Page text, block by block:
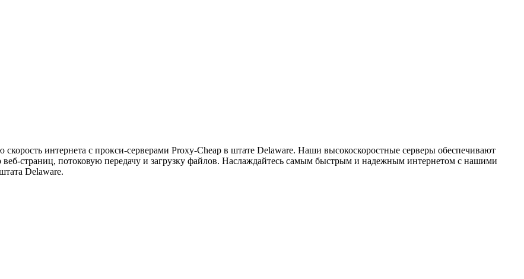
интернета с прокси-серверами Proxy-Cheap в штате Delaware. Наши высокоскоростные серверы обеспечивают
страниц, потоковую передачу и загрузку файлов. Наслаждайтесь самым быстрым и надежным интернетом с нашими
Delaware.